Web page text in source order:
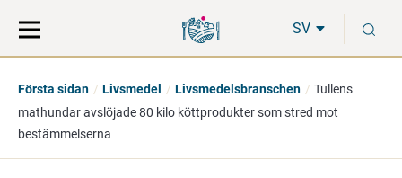
direkt
till
på
hela
SV
Första sidan Livsmedel Livsmedelsbranschen
Tullens
mathundar avslöjade 80 kilo köttprodukter som stred mot
bestämmelserna